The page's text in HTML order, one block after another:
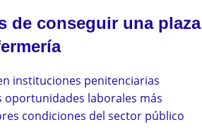
de conseguir una plaza
instituciones penitenciarias
oportunidades laborales más
condiciones del sector público